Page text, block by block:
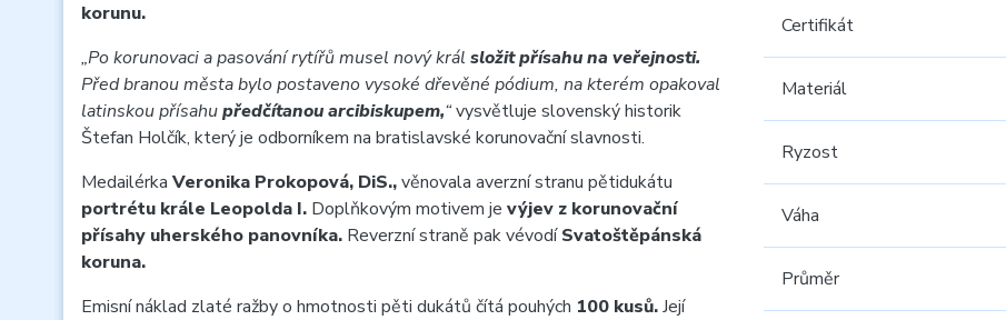
korunu.
„Po korunovaci a pasování rytířů musel nový král složit přísahu na veřejnosti.
Před branou města bylo postaveno vysoké dřevěné pódium, na kterém opakoval
latinskou přísahupředčítanou arcibiskupem,“vysvětluje slovenský historik
Štefan Holčík, který je odborníkem na bratislavské korunovační slavnosti.
Medailérka Veronika Prokopová, DiS.,věnovala averzní stranu pětidukátu
portrétu krále Leopolda I. Doplňkovým motivem je výjev z korunovační
přísahy uherského panovníka. Reverzní straně pak vévodíSvatoštěpánská
koruna.
Emisní náklad zlaté ražby o hmotnosti pěti dukátů čítá pouhých 100 kusů.Její
Certifikát
Materiál
Ryzost
Váha
Průměr